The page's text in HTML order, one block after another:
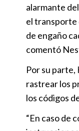
alarmante
el transporte
de engaño
comentó
Por su
rastrear los
los códigos
“En caso de